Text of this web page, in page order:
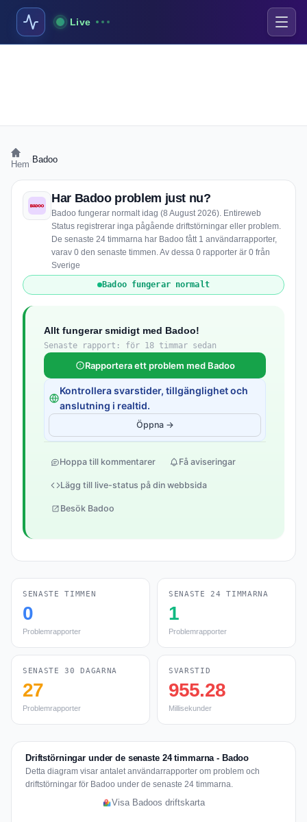
Live
Hem Badoo
Har Badoo problem just nu?
Badoo fungerar normalt idag (8 August 2026). Entireweb
Status registrerar inga pågående driftstörningar eller problem.
De senaste 24 timmarna har Badoo fått 1 användarrapporter,
varav 0 den senaste timmen. Av dessa 0 rapporter är 0 från
Sverige
Badoo fungerar normalt
Allt fungerar smidigt med Badoo!
Senaste rapport: för 18 timmar sedan
Rapportera ett problem med Badoo
Kontrollera svarstider, tillgänglighet och
anslutning i realtid.
Öppna →
Hoppa till kommentarer Få aviseringar
Lägg till live-status på din webbsida
Besök Badoo
SENASTE TIMMEN
0
Problemrapporter
SENASTE 24 TIMMARNA
1
Problemrapporter
SENASTE 30 DAGARNA
27
Problemrapporter
SVARSTID
955.28
Millisekunder
Driftstörningar under de senaste 24 timmarna - Badoo
Detta diagram visar antalet användarrapporter om problem och
driftstörningar för Badoo under de senaste 24 timmarna.
Visa Badoos driftskarta